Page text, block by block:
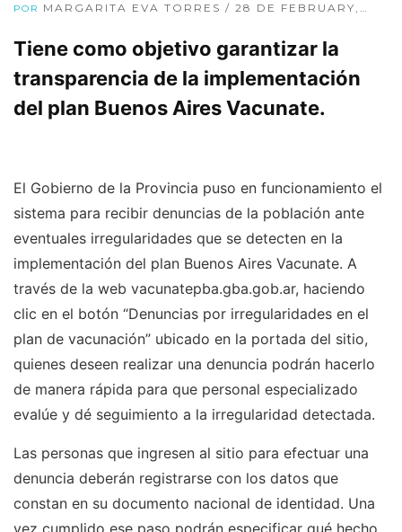
POR MARGARITA EVA TORRES / 28 DE FEBRUARY,
Tiene como objetivo garantizar la
transparencia de la implementación
del plan Buenos Aires Vacunate.
El Gobierno de la Provincia puso en funcionamiento el
sistema para recibir denuncias de la población ante
eventuales irregularidades que se detecten en la
implementación del plan Buenos Aires Vacunate. A
través de la web vacunatepba.gba.gob.ar, haciendo
clic en el botón “Denuncias por irregularidades en el
plan de vacunación” ubicado en la portada del sitio,
quienes deseen realizar una denuncia podrán hacerlo
de manera rápida para que personal especializado
evalúe y dé seguimiento a la irregularidad detectada.
Las personas que ingresen al sitio para efectuar una
denuncia deberán registrarse con los datos que
constan en su documento nacional de identidad. Una
vez cumplido ese paso podrán especificar qué hecho